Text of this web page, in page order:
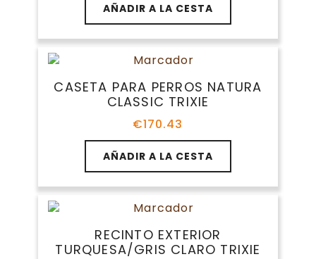
página
AÑADIR A LA CESTA
CASETA PARA PERROS NATURA
CLASSIC TRIXIE
€170.43
AÑADIR A LA CESTA
RECINTO EXTERIOR
TURQUESA/GRIS CLARO TRIXIE